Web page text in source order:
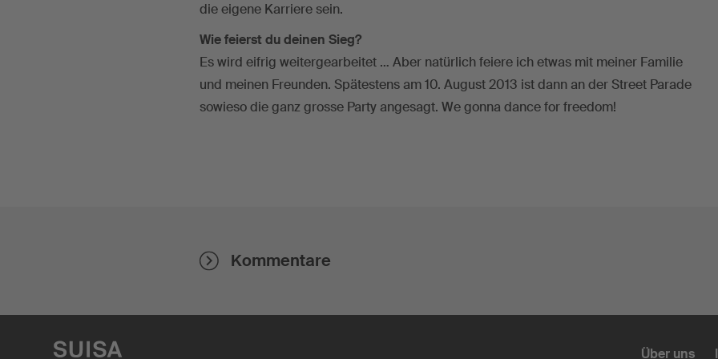
die eigene Karriere sein.
Wie feierst du deinen Sieg?
Es wird eifrig weitergearbeitet … Aber natürlich feiere ich etwas mit meiner Familie
und meinen Freunden. Spätestens am 10. August 2013 ist dann an der Street Parade
sowieso die ganz grosse Party angesagt. We gonna dance for freedom!
Kommentare
Über uns